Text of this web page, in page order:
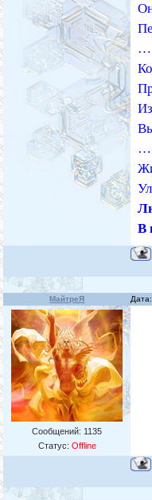
…
…
В
МайтреЯ
Сообщений: 1135
Статус: Offline